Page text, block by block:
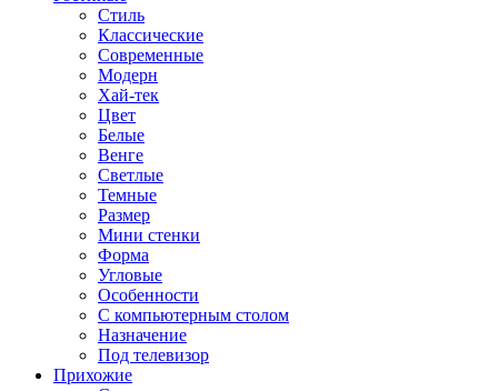
Стиль
Классические
Современные
Модерн
Хай-тек
Цвет
Белые
Венге
Светлые
Темные
Размер
Мини стенки
Форма
Угловые
Особенности
С компьютерным столом
Назначение
Под телевизор
Прихожие